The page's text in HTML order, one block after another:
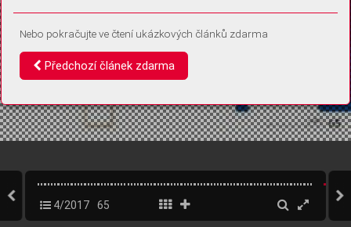
4/2017 65
Nebo pokračujte ve čtení ukázkových článků zdarma
Předchozí článek zdarma